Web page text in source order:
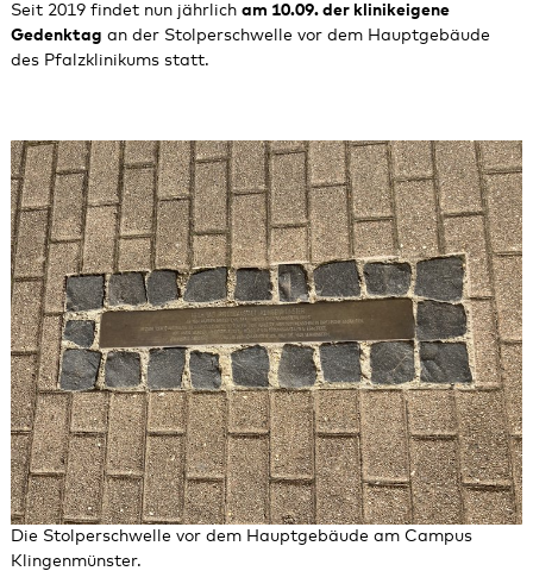
Seit 2019 findet nun jährlich am 10.09. der klinikeigene
Gedenktag an der Stolperschwelle vor dem Hauptgebäude
des Pfalzklinikums statt.
Die Stolperschwelle vor dem Hauptgebäude am Campus
Klingenmünster.